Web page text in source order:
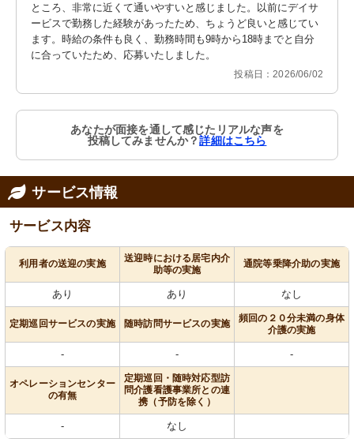
ところ、非常に近くて通いやすいと感じました。以前にデイサ
ービスで勤務した経験があったため、ちょうど良いと感じてい
ます。時給の条件も良く、勤務時間も9時から18時までと自分
に合っていたため、応募いたしました。
投稿日：2026/06/02
あなたが面接を通して感じたリアルな声を
投稿してみませんか？詳細はこちら
サービス情報
サービス内容
利用者の送迎の実施
送迎時における居宅内介
助等の実施
通院等乗降介助の実施
あり あり なし
定期巡回サービスの実施 随時訪問サービスの実施
頻回の２０分未満の身体
介護の実施
- - -
オペレーションセンター
の有無
定期巡回・随時対応型訪
問介護看護事業所との連
携（予防を除く）
- なし